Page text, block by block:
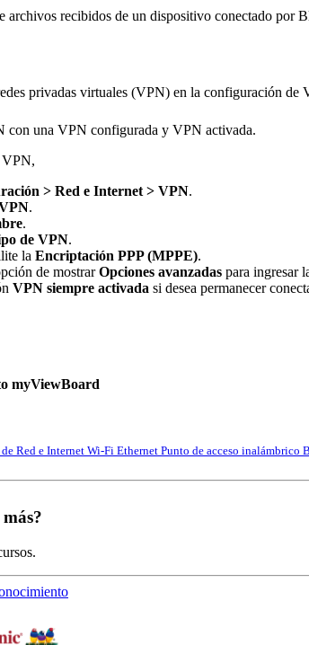
archivos recibidos de un dispositivo conectado por
privadas virtuales (VPN) en la configuración de
con una VPN configurada y VPN activada.
VPN,
> Red e Internet > VPN.
.
.
de VPN.
la Encriptación PPP (MPPE).
de mostrarOpciones avanzadas para ingresar
VPN siempre activada si desea permanecer
myViewBoard
Red e Internet Wi-Fi Ethernet Punto de acceso inalámbrico